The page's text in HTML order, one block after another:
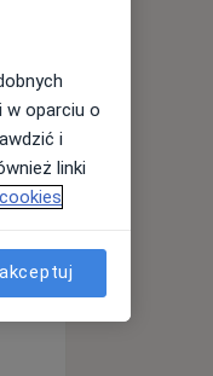
Śr,
12 Sie
w oparciu o
i
linki